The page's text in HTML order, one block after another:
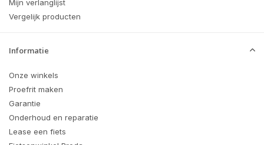
Mijn verlanglijst
Vergelijk producten
Informatie
Onze winkels
Proefrit maken
Garantie
Onderhoud en reparatie
Lease een fiets